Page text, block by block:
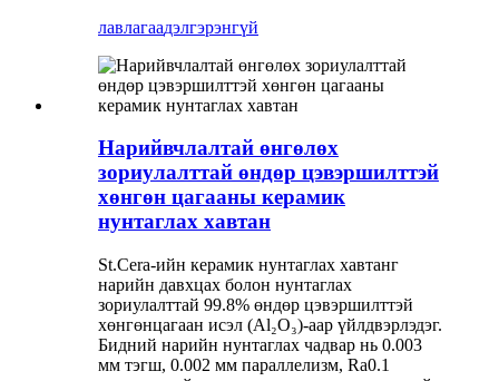
лавлагаадэлгэрэнгүй
Нарийвчлалтай өнгөлөх
зориулалттай өндөр цэвэршилттэй
хөнгөн цагааны керамик
нунтаглах хавтан
St.Cera-ийн керамик нунтаглах хавтанг
нарийн давхцах болон нунтаглах
зориулалттай 99.8% өндөр цэвэршилттэй
хөнгөнцагаан исэл (Al₂O₃)-аар үйлдвэрлэдэг.
Бидний нарийн нунтаглах чадвар нь 0.003
мм тэгш, 0.002 мм параллелизм, Ra0.1